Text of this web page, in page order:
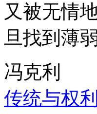
又被无情
旦找到薄
冯克利
传统与权利